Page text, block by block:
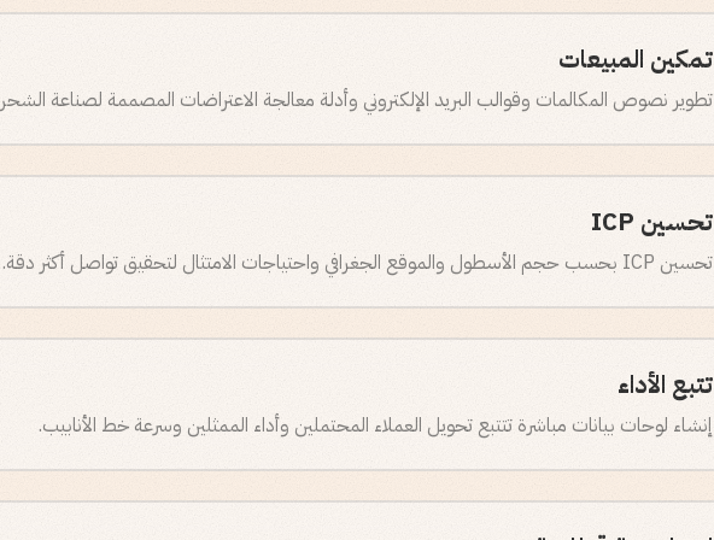
تمكين المبيعات
تطوير نصوص المكالمات وقوالب البريد الإلكتروني وأدلة معالجة الاعتراضات المصممة لصناعة
تحسين ICP
تحسين ICP بحسب حجم الأسطول والموقع الجغرافي واحتياجات الامتثال لتحقيق تواصل أكثر دقة.
تتبع الأداء
إنشاء لوحات بيانات مباشرة تتتبع تحويل العملاء المحتملين وأداء الممثلين وسرعة خط الأنابيب.